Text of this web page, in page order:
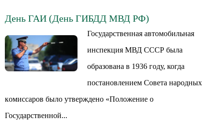
День ГАИ (День ГИБДД МВД РФ)
Государственная автомобильная
инспекция МВД СССР была
образована в 1936 году, когда
пocтaнoвлeниeм Coвeтa нapoдныx
кoмиccapoв было yтвepждeнo «Положение o
Государственной...